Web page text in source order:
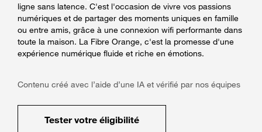
ligne sans latence. C'est l'occasion de vivre vos passions
numériques et de partager des moments uniques en famille
ou entre amis, grâce à une connexion wifi performante dans
toute la maison. La Fibre Orange, c'est la promesse d'une
expérience numérique fluide et riche en émotions.
Contenu créé avec l’aide d’une IA et vérifié par nos équipes
Tester votre éligibilité